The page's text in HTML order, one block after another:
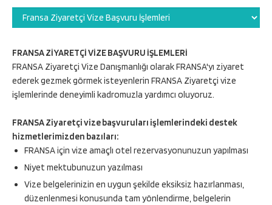
FRANSA ZİYARETÇİ VİZE BAŞVURU İŞLEMLERİ
FRANSA Ziyaretçi Vize Danışmanlığı olarak FRANSA'yı ziyaret
ederek gezmek görmek isteyenlerin FRANSA Ziyaretçi vize
işlemlerinde deneyimli kadromuzla yardımcı oluyoruz.
FRANSA Ziyaretçi vize başvuruları işlemlerindeki destek
hizmetlerimizden bazıları:
FRANSA için vize amaçlı otel rezervasyonunuzun yapılması
Niyet mektubunuzun yazılması
Vize belgelerinizin en uygun şekilde eksiksiz hazırlanması,
düzenlenmesi konusunda tam yönlendirme, belgelerin